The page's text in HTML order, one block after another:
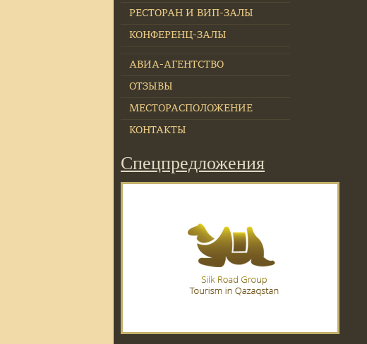
РЕСТОРАН И ВИП-ЗАЛЫ
КОНФЕРЕНЦ-ЗАЛЫ
АВИА-АГЕНТСТВО
ОТЗЫВЫ
МЕСТОРАСПОЛОЖЕНИЕ
КОНТАКТЫ
Спецпредложения